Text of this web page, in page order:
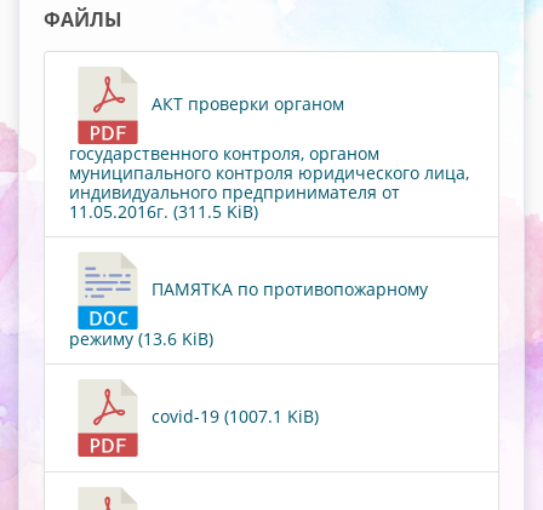
ФАЙЛЫ
АКТ проверки органом
государственного контроля, органом
муниципального контроля юридического лица,
индивидуального предпринимателя от
11.05.2016г. (311.5 KiB)
ПАМЯТКА по противопожарному
режиму (13.6 KiB)
covid-19 (1007.1 KiB)